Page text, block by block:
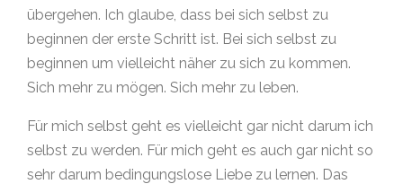
übergehen. Ich glaube, dass bei sich selbst zu
beginnen der erste Schritt ist. Bei sich selbst zu
beginnen um vielleicht näher zu sich zu kommen.
Sich mehr zu mögen. Sich mehr zu leben.
Für mich selbst geht es vielleicht gar nicht darum ich
selbst zu werden. Für mich geht es auch gar nicht so
sehr darum bedingungslose Liebe zu lernen. Das